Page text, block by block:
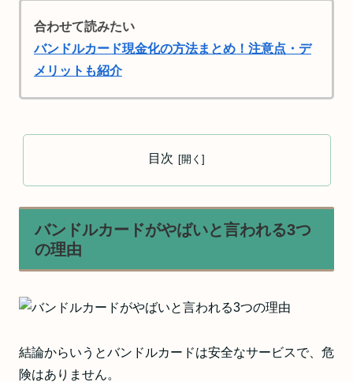
合わせて読みたい
バンドルカード現金化の方法まとめ！注意点・デ
メリットも紹介
目次
バンドルカードがやばいと言われる3つ
の理由
結論からいうとバンドルカードは安全なサービスで、危
険はありません。